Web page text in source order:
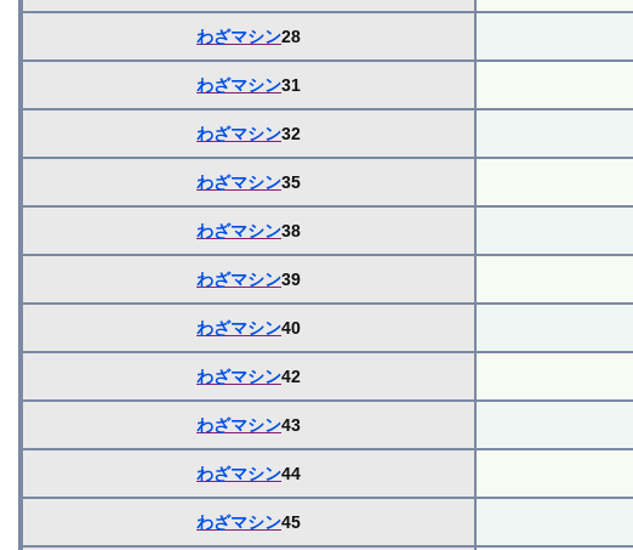
わざマシン28
わざマシン31
わざマシン32
わざマシン35
わざマシン38
わざマシン39
わざマシン40
わざマシン42
わざマシン43
わざマシン44
わざマシン45